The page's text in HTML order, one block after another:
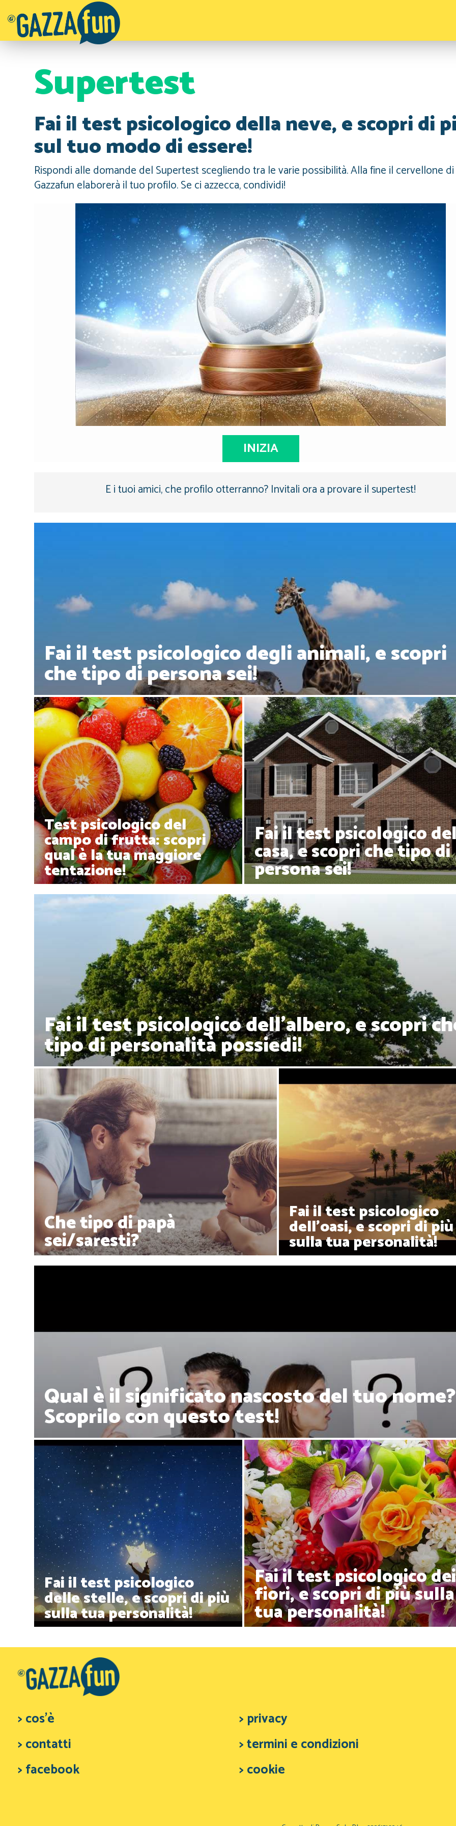
Supertest
Fai il test psicologico della neve, e scopri di
sul tuo modo di essere!
Rispondi alle domande del Supertest scegliendo tra le varie possibilità. Alla fine il cervellone di
Gazzafun elaborerà il tuo profilo. Se ci azzecca, condividi!
INIZIA
E i tuoi amici, che profilo otterranno? Invitali ora a provare il supertest!
Fai il test psicologico degli animali, e scopri
che tipo di persona sei!
Test psicologico del
campo di frutta: scopri
qual è la tua maggiore
tentazione!
Fai il test psicologico
casa, e scopri che tipo di
persona sei!
Fai il test psicologico dell'albero, e scopri
tipo di personalità possiedi!
Che tipo di papà
sei/saresti?
Fai il test psicologico
dell'oasi, e scopri di più
sulla tua personalità!
Qual è il significato nascosto del tuo nome?
Scoprilo con questo test!
Fai il test psicologico
delle stelle, e scopri di più
sulla tua personalità!
Fai il test psicologico dei
fiori, e scopri di più sulla
tua personalità!
> cos'è
> contatti
> facebook
> privacy
> termini e condizioni
> cookie